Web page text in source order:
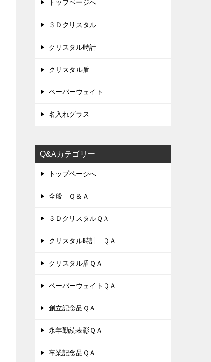
トップページへ
３Ｄクリスタル
クリスタル時計
クリスタル盾
ペーパーウェイト
名入れグラス
Q&Aカテゴリー
トップページへ
全般 Ｑ＆Ａ
３ＤクリスタルＱＡ
クリスタル時計 ＱＡ
クリスタル盾ＱＡ
ペーパーウェイトＱＡ
創立記念品ＱＡ
永年勤続表彰ＱＡ
卒業記念品ＱＡ